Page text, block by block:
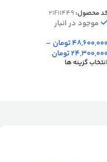
محصول: 21F11449
موجود در انبار
48,600,000تومان –
24,300,000تومان
انتخاب گزینه ها